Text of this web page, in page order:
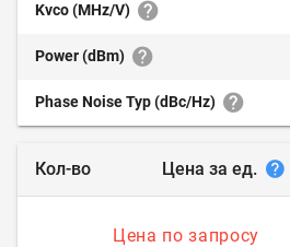
Kvco (MHz/V)
Power (dBm)
Phase Noise Typ (dBc/Hz)
Кол-во Цена за ед.
Цена по запросу